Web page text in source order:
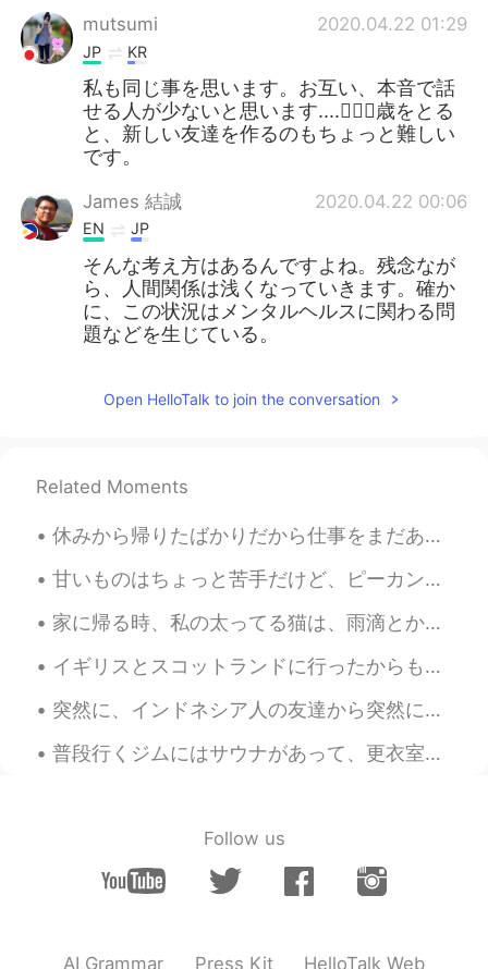
mutsumi 2020.04.22 01:29
JP KR
私も同じ事を思います。お互い、本音で話
せる人が少ないと思います....🤷🏻‍♀️歳をとる
と、新しい友達を作るのもちょっと難しい
です。
James 結誠 2020.04.22 00:06
EN JP
そんな考え方はあるんですよね。残念なが
ら、人間関係は浅くなっていきます。確か
に、この状況はメンタルヘルスに関わる問
題などを生じている。
Open HelloTalk to join the conversation
Related Moments
休みから帰りたばかりだから仕事をまだあまりしたくない。猫ちゃんは私の心が読められそう。。。私のレポートは遅れて、上司が私に怒るになる場合は、この写真を送ると思います。😂😳 心はまだフロリダにあ...
甘いものはちょっと苦手だけど、ピーカンパイが大好きです。あまり甘くなくて香りと味が大好きです。夢で見ました。たぶん、寝ながら、誰かが私の鼻の近くにピーカンパイを置いました。笑 外で、ピーカンパ...
家に帰る時、私の太ってる猫は、雨滴とか、落ち葉とか、飛んでいる鳥とか、通り過ぎる車とか、または歩いている人をほとんどいつもまじめに見てます。何かを見ています。多分私が見ることができないものを見て...
イギリスとスコットランドに行ったからもう一年がたったんだ！ ネシーとかお女王様とかパウルマカートニーとかハリーポッターを見なかったのに本当に充実していた。笑 彼らがよく歩いたのと同じ道を歩くこと...
突然に、インドネシア人の友達から突然にメッセージをもらいました！彼は12年間ぐらい私の友達です。あの頃は、私たちはめっちゃ貧乏の大学生でした！笑笑 彼は12年間くらい私の友達です。私は彼を英語で...
普段行くジムにはサウナがあって、更衣室にあります。昨日はサウナにいるおばさんたちはのんびりに会話してました。声があまりにも大きかったので更衣室にいた人は全部が聞こえてしまいました。😂 会話はこ...
Follow us
AI Grammar Press Kit HelloTalk Web